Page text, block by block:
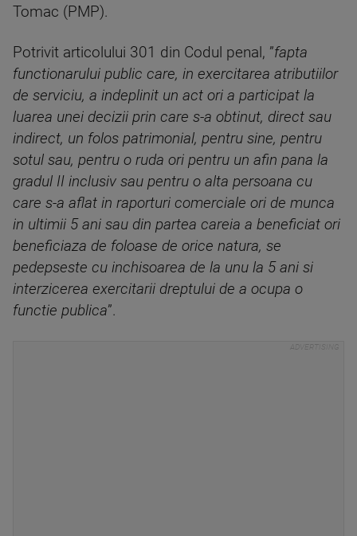
Tomac (PMP).
Potrivit articolului 301 din Codul penal, ”fapta
functionarului public care, in exercitarea atributiilor
de serviciu, a indeplinit un act ori a participat la
luarea unei decizii prin care s-a obtinut, direct sau
indirect, un folos patrimonial, pentru sine, pentru
sotul sau, pentru o ruda ori pentru un afin pana la
gradul II inclusiv sau pentru o alta persoana cu
care s-a aflat in raporturi comerciale ori de munca
in ultimii 5 ani sau din partea careia a beneficiat ori
beneficiaza de foloase de orice natura, se
pedepseste cu inchisoarea de la unu la 5 ani si
interzicerea exercitarii dreptului de a ocupa o
functie publica”.